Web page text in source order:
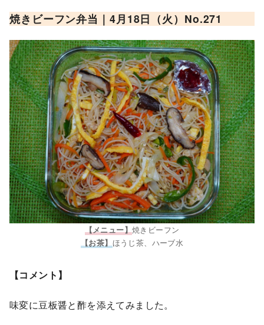
焼きビーフン弁当｜4月18日（火）No.271
【メニュー】焼きビーフン
【お茶】 ほうじ茶、ハーブ水
【コメント】
味変に豆板醤と酢を添えてみました。